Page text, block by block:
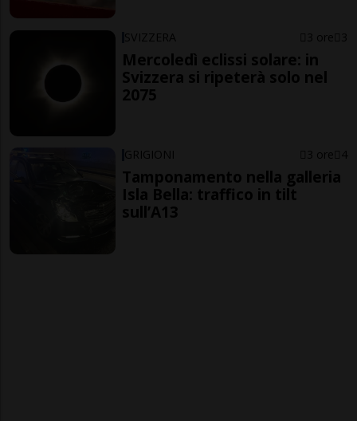
SVIZZERA 3 ore 3
Mercoledì eclissi solare: in
Svizzera si ripeterà solo nel
2075
GRIGIONI 3 ore 4
Tamponamento nella galleria
Isla Bella: traffico in tilt
sull’A13